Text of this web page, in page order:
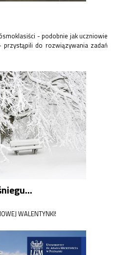
- podobnie jak uczniowie
przystąpili do rozwiązywania zadań
WALENTYNKI!